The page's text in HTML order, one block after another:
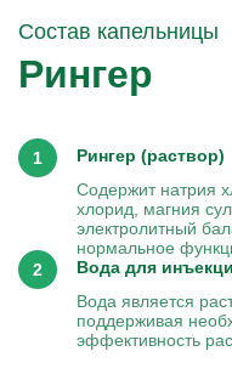
Состав капельницы
Рингер
Рингер (раствор)
Содержит натрия
хлорид, магния
электролитный
нормальное
Вода для
Вода является
поддерживая
эффективность